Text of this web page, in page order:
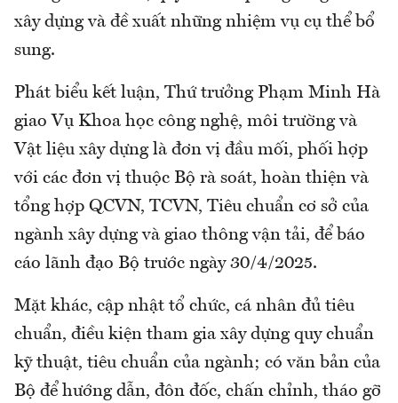
xây dựng và đề xuất những nhiệm vụ cụ thể bổ
sung.
Phát biểu kết luận, Thứ trưởng Phạm Minh Hà
giao Vụ Khoa học công nghệ, môi trường và
Vật liệu xây dựng là đơn vị đầu mối, phối hợp
với các đơn vị thuộc Bộ rà soát, hoàn thiện và
tổng hợp QCVN, TCVN, Tiêu chuẩn cơ sở của
ngành xây dựng và giao thông vận tải, để báo
cáo lãnh đạo Bộ trước ngày 30/4/2025.
Mặt khác, cập nhật tổ chức, cá nhân đủ tiêu
chuẩn, điều kiện tham gia xây dựng quy chuẩn
kỹ thuật, tiêu chuẩn của ngành; có văn bản của
Bộ để hướng dẫn, đôn đốc, chấn chỉnh, tháo gỡ